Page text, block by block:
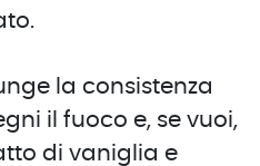
la consistenza
il fuoco e, se vuoi,
di vaniglia e